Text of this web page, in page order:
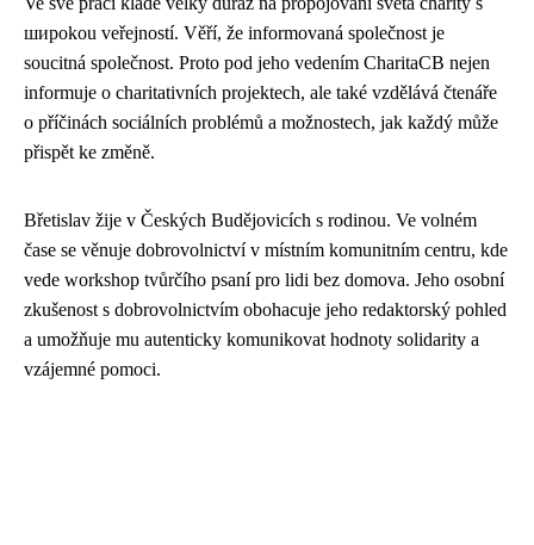
широkou veřejností. Věří, že informovaná společnost je
soucitná společnost. Proto pod jeho vedením CharitaCB nejen
informuje o charitativních projektech, ale také vzdělává čtenáře
o příčinách sociálních problémů a možnostech, jak každý může
přispět ke změně.
Břetislav žije v Českých Budějovicích s rodinou. Ve volném
čase se věnuje dobrovolnictví v místním komunitním centru, kde
vede workshop tvůrčího psaní pro lidi bez domova. Jeho osobní
zkušenost s dobrovolnictvím obohacuje jeho redaktorský pohled
a umožňuje mu autenticky komunikovat hodnoty solidarity a
vzájemné pomoci.